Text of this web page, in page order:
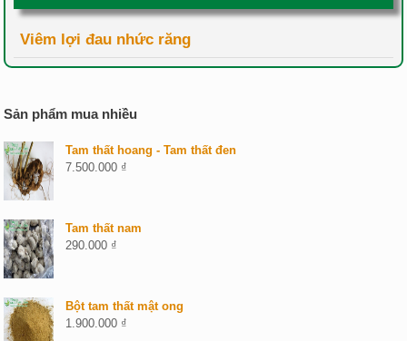
Viêm lợi đau nhức răng
Sản phẩm mua nhiều
Tam thất hoang - Tam thất đen
7.500.000 ₫
Tam thất nam
290.000 ₫
Bột tam thất mật ong
1.900.000 ₫